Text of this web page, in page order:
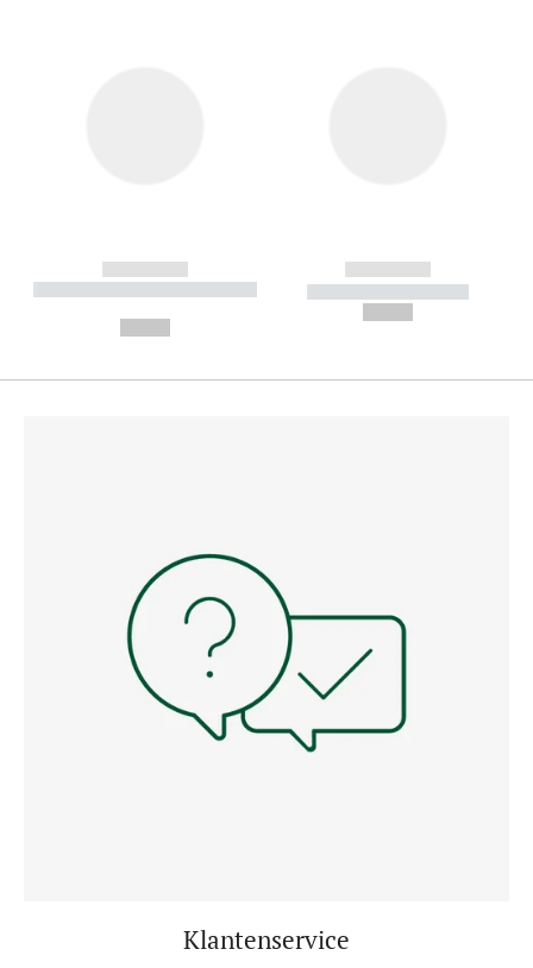
------------
----------- ----------- --------
------------
----------- -----------
Klantenservice